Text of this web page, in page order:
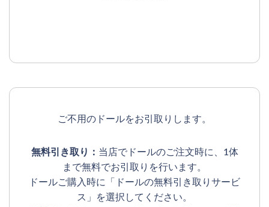
ご不用のドールをお引取りします。
無料引き取り： 当店でドールのご注文時に、1体
まで無料でお引取りを行います。
ドールご購入時に「ドールの無料引き取りサービ
ス」を選択してください。